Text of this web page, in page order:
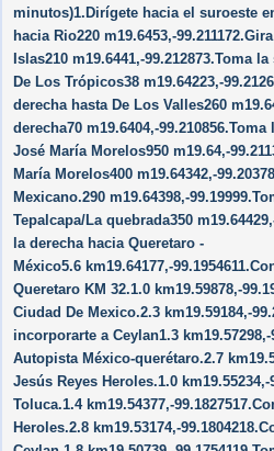
minutos)1.Dirígete hacia el suroeste
hacia Rio220 m19.6453,-
Islas210 m19.6441,-99.212873.Toma
De Los Trópicos38 m19.64223,-
derecha hasta De Los Valles260
derecha70 m19.6404,-
José María Morelos950 m19.64,-
María Morelos400 m19.64342,-
Mexicano.290 m19.64398,-
Tepalcapa/​La quebrada350
la derecha hacia Queretaro -
México5.6 km19.64177,-
Queretaro KM 32.1.0 km19.59878,-
Ciudad De Mexico.2.3 km19.59184,-
incorporarte a Ceylan1.3
Autopista México-querétaro.2.7
Jesús Reyes Heroles.1.0
Toluca.1.4 km19.54377,-
Heroles.2.8 km19.53174,-